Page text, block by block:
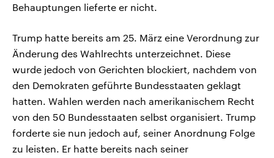
Behauptungen lieferte er nicht.
Trump hatte bereits am 25. März eine Verordnung zur
Änderung des Wahlrechts unterzeichnet. Diese
wurde jedoch von Gerichten blockiert, nachdem von
den Demokraten geführte Bundesstaaten geklagt
hatten. Wahlen werden nach amerikanischem Recht
von den 50 Bundesstaaten selbst organisiert. Trump
forderte sie nun jedoch auf, seiner Anordnung Folge
zu leisten. Er hatte bereits nach seiner